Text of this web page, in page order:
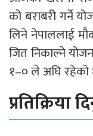
को बराबरी गर्ने
लिने नेपाललाई
जित निकाल्ने
१–० ले अघि रहेको
प्रतिक्रिया